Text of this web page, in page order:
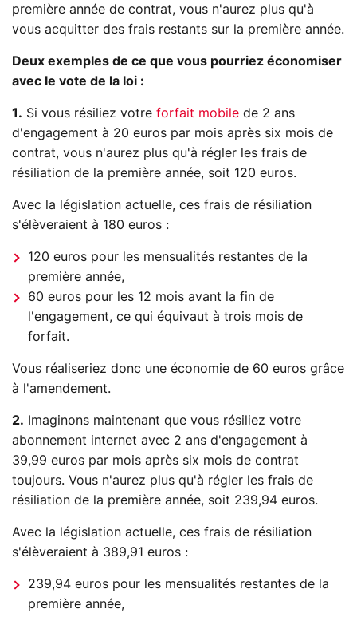
première année de contrat, vous n'aurez plus qu'à
vous acquitter des frais restants sur la première année.
Deux exemples de ce que vous pourriez économiser
avec le vote de la loi :
1. Si vous résiliez votre forfait mobile de 2 ans
d'engagement à 20 euros par mois après six mois de
contrat, vous n'aurez plus qu'à régler les frais de
résiliation de la première année, soit 120 euros.
Avec la législation actuelle, ces frais de résiliation
s'élèveraient à 180 euros :
120 euros pour les mensualités restantes de la
première année,
60 euros pour les 12 mois avant la fin de
l'engagement, ce qui équivaut à trois mois de
forfait.
Vous réaliseriez donc une économie de 60 euros grâce
à l'amendement.
2. Imaginons maintenant que vous résiliez votre
abonnement internet avec 2 ans d'engagement à
39,99 euros par mois après six mois de contrat
toujours. Vous n'aurez plus qu'à régler les frais de
résiliation de la première année, soit 239,94 euros.
Avec la législation actuelle, ces frais de résiliation
s'élèveraient à 389,91 euros :
239,94 euros pour les mensualités restantes de la
première année,